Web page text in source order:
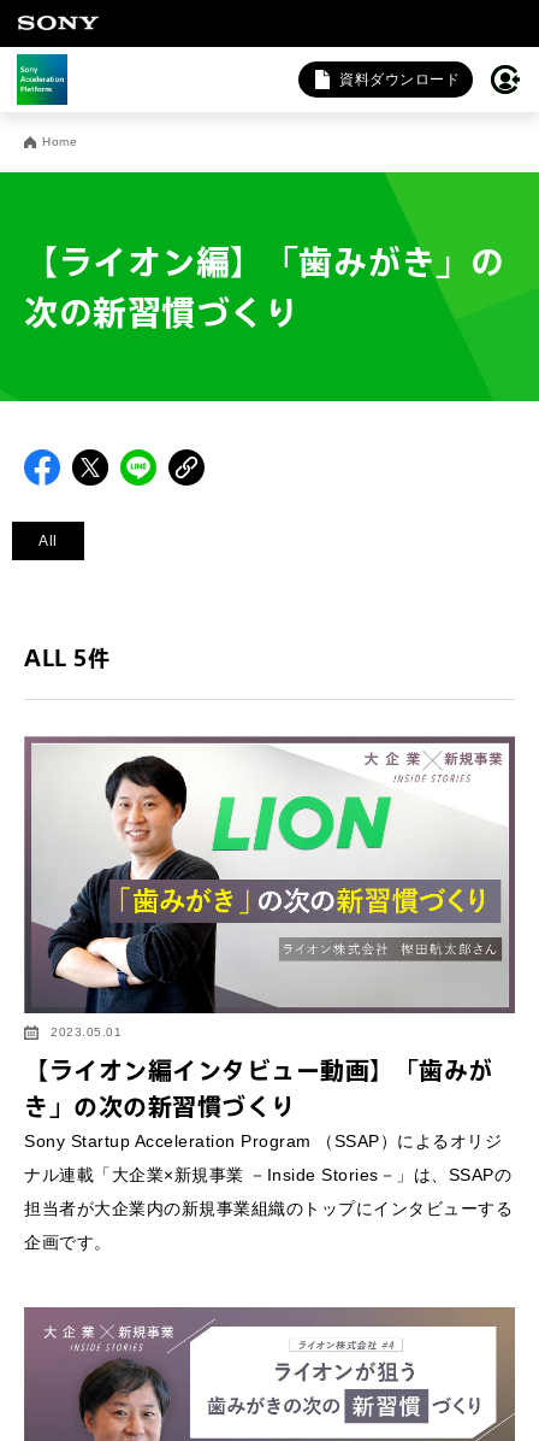
資料ダウンロード
Home
【ライオン編】「歯みがき」の
次の新習慣づくり
All
ALL 5件
2023.05.01
【ライオン編インタビュー動画】「歯みが
き」の次の新習慣づくり
Sony Startup Acceleration Program （SSAP）によるオリジ
ナル連載「大企業×新規事業 －Inside Stories－」は、SSAPの
担当者が大企業内の新規事業組織のトップにインタビューする
企画です。
お問い合わせ
法人向けサービスに関するご相談・お問い合わせは以下のボタ
ンからお願いします（外部サイトにジャンプします）。
法人お問い合わせ
FAQ&個人お問い合わせは以下のボタンからお願いします。